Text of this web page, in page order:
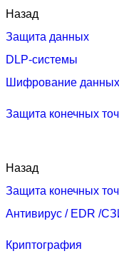
Назад
Защита данных
DLP-системы
Шифрование данных
Защита конечных
Назад
Защита конечных
Антивирус / EDR /
Криптография